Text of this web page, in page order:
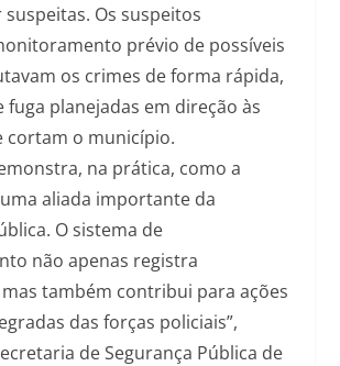
Os suspeitos
prévio de possíveis
os crimes de forma rápida,
fuga planejadas em direção às
cortam o município.
na prática, como a
aliada importante da
O sistema de
não apenas registra
também contribui para ações
das forças policiais”,
de Segurança Pública de